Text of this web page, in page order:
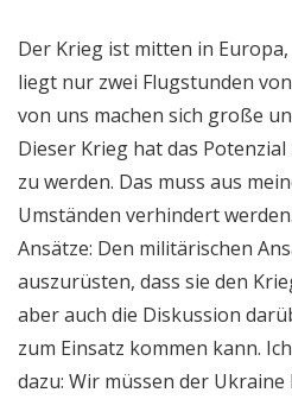
Der Krieg ist mitten in
liegt nur zwei Flugstunden
von uns machen sich große
Dieser Krieg hat das
zu werden. Das muss aus
Umständen verhindert
Ansätze: Den militärischen
auszurüsten, dass sie den
aber auch die Diskussion
zum Einsatz kommen kann.
dazu: Wir müssen der